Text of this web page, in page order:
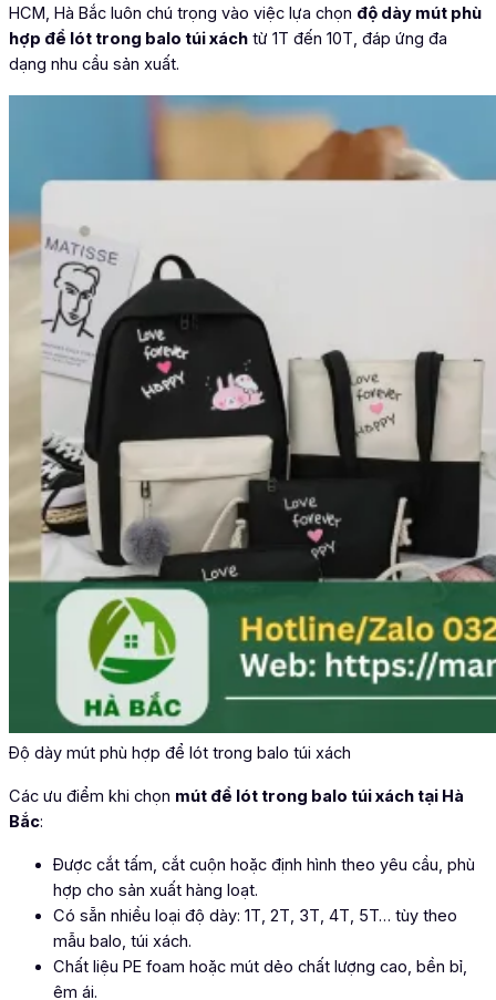
HCM, Hà Bắc luôn chú trọng vào việc lựa chọn độ dày mút phù
hợp để lót trong balo túi xách từ 1T đến 10T, đáp ứng đa
dạng nhu cầu sản xuất.
Độ dày mút phù hợp để lót trong balo túi xách
Các ưu điểm khi chọn mút để lót trong balo túi xách tại Hà
Bắc:
Được cắt tấm, cắt cuộn hoặc định hình theo yêu cầu, phù
hợp cho sản xuất hàng loạt.
Có sẵn nhiều loại độ dày: 1T, 2T, 3T, 4T, 5T… tùy theo
mẫu balo, túi xách.
Chất liệu PE foam hoặc mút dẻo chất lượng cao, bền bỉ,
êm ái.